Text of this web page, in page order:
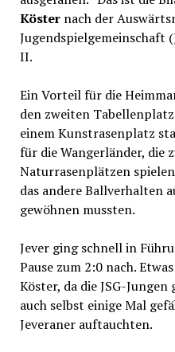
Köster nach der
Jugendspielgemeinschaft
II.
Ein Vorteil für die
den zweiten
einem Kunstrasenplatz
für die Wangerländer, die
Naturrasenplätzen
das andere Ballverhalten
gewöhnen mussten.
Jever ging schnell in
Pause zum 2:0 nach.
Köster, da die JSG-
auch selbst einige Mal
Jeveraner auftauchten.